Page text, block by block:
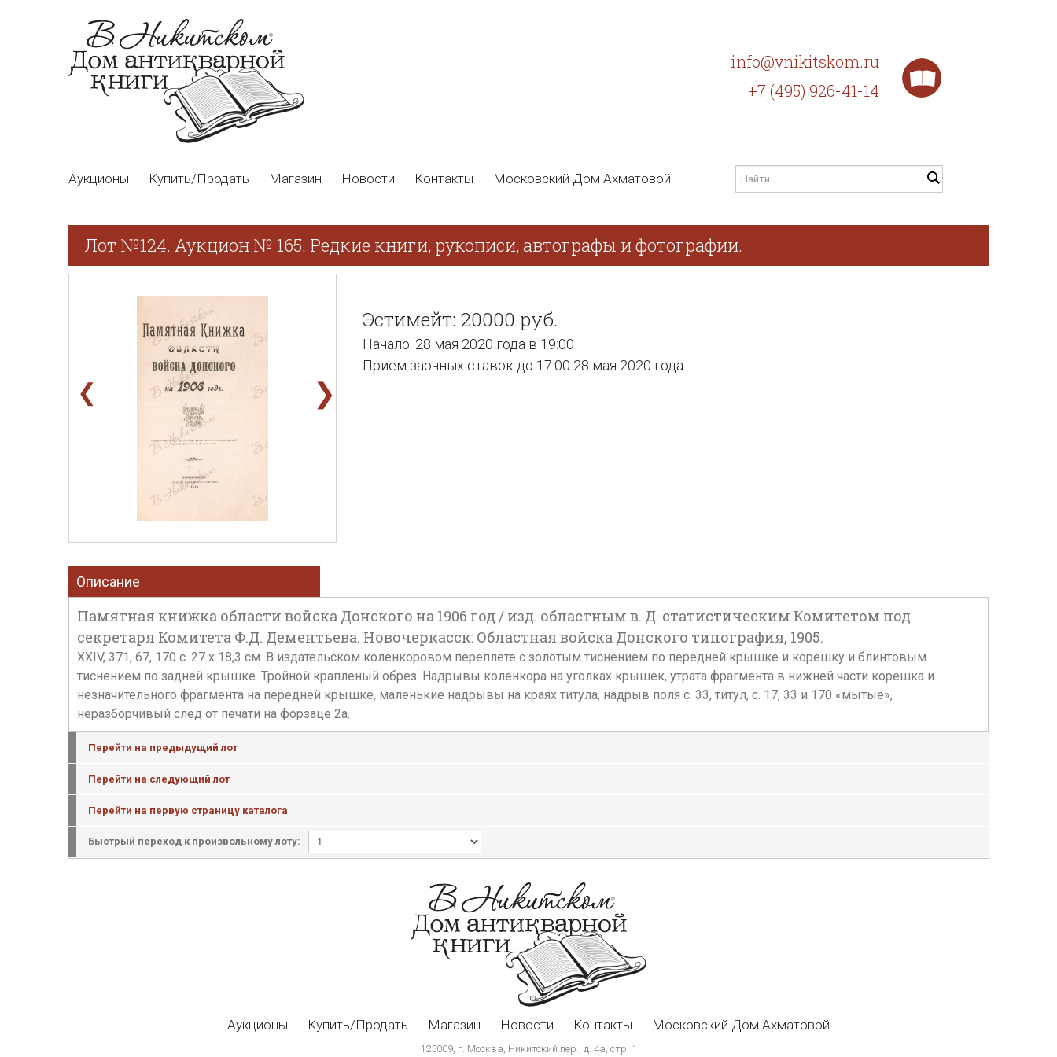
info@vnikitskom.ru
+7 (495) 926-41-14
Аукционы Купить/Продать Магазин Новости Контакты Московский Дом Ахматовой
Лот №124. Аукцион № 165. Редкие книги, рукописи, автографы и фотографии.
❮ ❯
Эстимейт: 20000 руб.
Начало: 28 мая 2020 года в 19:00
Прием заочных ставок до 17:00 28 мая 2020 года
Описание
Памятная книжка области войска Донского на 1906 год / изд. областным в. Д. статистическим Комитетом под
секретаря Комитета Ф.Д. Дементьева. Новочеркасск: Областная войска Донского типография, 1905.
XXIV, 371, 67, 170 c. 27 х 18,3 см. В издательском коленкоровом переплете с золотым тиснением по передней крышке и корешку и блинтовым
тиснением по задней крышке. Тройной крапленый обрез. Надрывы коленкора на уголках крышек, утрата фрагмента в нижней части корешка и
незначительного фрагмента на передней крышке, маленькие надрывы на краях титула, надрыв поля с. 33, титул, с. 17, 33 и 170 «мытые»,
неразборчивый след от печати на форзаце 2а.
Перейти на предыдущий лот
Перейти на следующий лот
Перейти на первую страницу каталога
Быстрый переход к произвольному лоту:
Аукционы Купить/Продать Магазин Новости Контакты Московский Дом Ахматовой
125009, г. Москва, Никитский пер., д. 4а, стр. 1